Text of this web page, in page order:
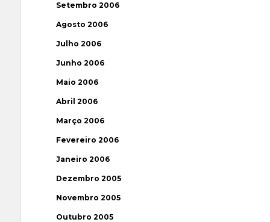
Setembro 2006
Agosto 2006
Julho 2006
Junho 2006
Maio 2006
Abril 2006
Março 2006
Fevereiro 2006
Janeiro 2006
Dezembro 2005
Novembro 2005
Outubro 2005